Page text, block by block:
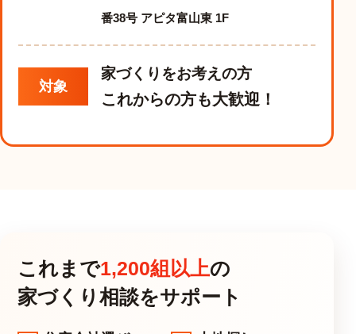
番38号 アピタ富山東 1F
対象
家づくりをお考えの方
これからの方も大歓迎！
これまで1,200組以上の
家づくり相談をサポート